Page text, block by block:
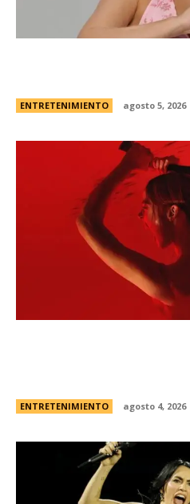
ENTRETENIMIENTO agosto 5, 2026
ENTRETENIMIENTO agosto 4, 2026